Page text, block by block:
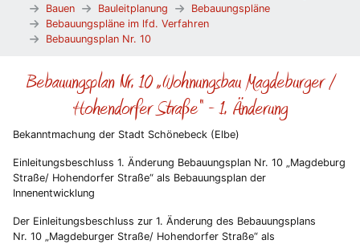
Bauen
Bauleitplanung
Bebauungspläne
Bebauungspläne im lfd. Verfahren
Bebauungsplan Nr. 10
Bebauungsplan Nr. 10 „Wohnungsbau Magdeburger /
Hohendorfer Straße“ - 1. Änderung
Bekanntmachung der Stadt Schönebeck (Elbe)
Einleitungsbeschluss 1. Änderung Bebauungsplan Nr. 10 „Magdeburg
Straße/ Hohendorfer Straße“ als Bebauungsplan der
Innenentwicklung
Der Einleitungsbeschluss zur 1. Änderung des Bebauungsplans
Nr. 10 „Magdeburger Straße/ Hohendorfer Straße“ als